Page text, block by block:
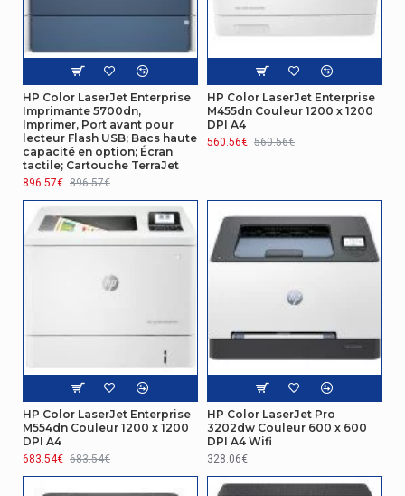
directe
Écran
Taille de l'écran 10,9 cm (4.3")
Écran
Écran integré Oui
Fréquence
50/60 Hz
Mémoire vive
Emplacements
mémoire
1
caractéristiques
HP Color LaserJet Enterprise
Imprimante 5700dn,
Imprimer, Port avant pour
lecteur Flash USB; Bacs haute
capacité en option; Écran
tactile; Cartouche TerraJet
896.57€ 896.57€
HP Color LaserJet Enterprise
M455dn Couleur 1200 x 1200
DPI A4
560.56€ 560.56€
HP Color LaserJet Enterprise
M554dn Couleur 1200 x 1200
DPI A4
683.54€ 683.54€
HP Color LaserJet Pro
3202dw Couleur 600 x 600
DPI A4 Wifi
328.06€